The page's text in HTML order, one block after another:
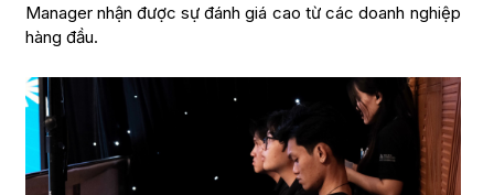
Manager nhận được sự đánh giá cao từ các doanh nghiệp
hàng đầu.